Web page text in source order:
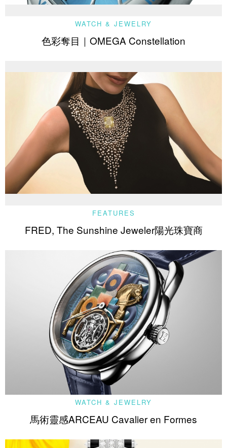
WATCH & JEWELRY
色彩奪目｜OMEGA Constellation
FEATURES
FRED, The Sunshine Jeweler陽光珠寶商
WATCH & JEWELRY
馬術靈感ARCEAU Cavalier en Formes